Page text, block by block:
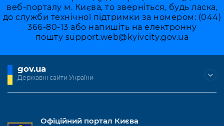
веб-порталу м. Києва, то зверніться, будь ласка,
до служби технічної підтримки за номером: (044)
366-80-13 або напишіть на електронну
пошту support.web@kyivcity.gov.ua
gov.ua
Державні сайти України
Офіційний портал Києва